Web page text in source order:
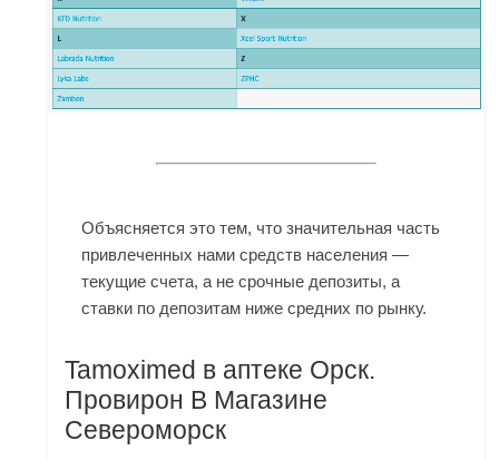
Объясняется это тем, что значительная часть
привлеченных нами средств населения —
текущие счета, а не срочные депозиты, а
ставки по депозитам ниже средних по рынку.
Tamoximed в аптеке Орск.
Провирон В Магазине
Североморск